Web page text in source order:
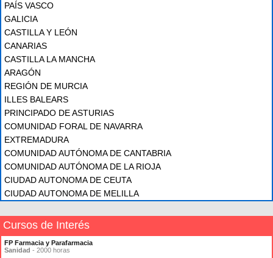
PAÍS VASCO
GALICIA
CASTILLA Y LEÓN
CANARIAS
CASTILLA LA MANCHA
ARAGÓN
REGIÓN DE MURCIA
ILLES BALEARS
PRINCIPADO DE ASTURIAS
COMUNIDAD FORAL DE NAVARRA
EXTREMADURA
COMUNIDAD AUTÓNOMA DE CANTABRIA
COMUNIDAD AUTÓNOMA DE LA RIOJA
CIUDAD AUTONOMA DE CEUTA
CIUDAD AUTONOMA DE MELILLA
Cursos de Interés
FP Farmacia y Parafarmacia
Sanidad - 2000 horas